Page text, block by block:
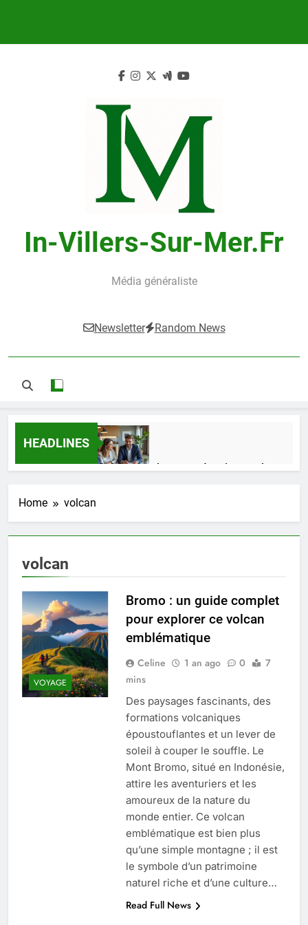
In-Villers-Sur-Mer.fr
Média généraliste
Newsletter Random News
HEADLINES
Guide complet pour réussir un achat
Quel est le salaire de Myriam Seurat en
2025 ?
4 Mois Ago
Okrami : comprendre ses
fonctionnalités clés et avantages
4 Mois Ago
Découvrez notre test d’orientation
gratuit spécialement conçu pour
collégiens et lycéens
4 Mois Ago
Liste complète des marques
rezoactif.com à connaître en 2025
Home volcan
volcan
VOYAGE
Bromo : un guide complet
pour explorer ce volcan
emblématique
Celine 1 an ago 0
7
mins
Des paysages fascinants, des
formations volcaniques
époustouflantes et un lever de
soleil à couper le souffle. Le
Mont Bromo, situé en Indonésie,
attire les aventuriers et les
amoureux de la nature du
monde entier. Ce volcan
emblématique est bien plus
qu’une simple montagne ; il est
le symbole d’un patrimoine
naturel riche et d’une culture…
Read Full News